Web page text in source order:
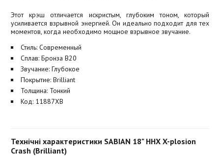
Этот крэш отличается искристым, глубоким тоном, который
усиливается взрывной энергией. Он идеально подходит для тех
моментов, когда необходимо мощное взрывное звучание.
Стиль: Современный
Сплав: Бронза B20
Звучание: Глубокое
Покрытие: Brilliant
Толщина: Тонкий
Код: 11887XB
Технічні характеристики SABIAN 18" HHX X-plosion
Crash (Brilliant)